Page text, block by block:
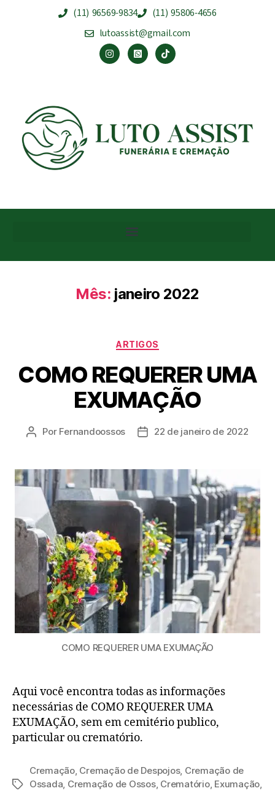
(11) 96569-9834
(11) 95806-4656
lutoassist@gmail.com
Mês: janeiro 2022
ARTIGOS
COMO REQUERER UMA
EXUMAÇÃO
Por Fernandoossos 22 de janeiro de 2022
COMO REQUERER UMA EXUMAÇÃO
Aqui você encontra todas as informações
necessárias de COMO REQUERER UMA
EXUMAÇÃO, sem em cemitério publico,
particular ou crematório.
Cremação, Cremação de Despojos, Cremação de
Ossada, Cremação de Ossos, Crematório, Exumação,